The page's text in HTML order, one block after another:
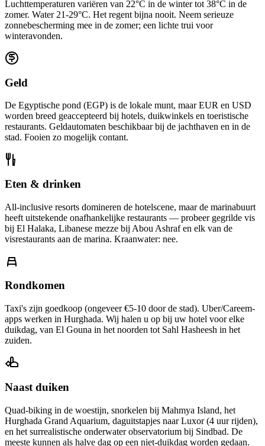
Luchttemperaturen variëren van 22°C in de winter tot 38°C in de
zomer. Water 21-29°C. Het regent bijna nooit. Neem serieuze
zonnebescherming mee in de zomer; een lichte trui voor
winteravonden.
Geld
De Egyptische pond (EGP) is de lokale munt, maar EUR en USD
worden breed geaccepteerd bij hotels, duikwinkels en toeristische
restaurants. Geldautomaten beschikbaar bij de jachthaven en in de
stad. Fooien zo mogelijk contant.
Eten & drinken
All-inclusive resorts domineren de hotelscene, maar de marinabuurt
heeft uitstekende onafhankelijke restaurants — probeer gegrilde vis
bij El Halaka, Libanese mezze bij Abou Ashraf en elk van de
visrestaurants aan de marina. Kraanwater: nee.
Rondkomen
Taxi's zijn goedkoop (ongeveer €5-10 door de stad). Uber/Careem-
apps werken in Hurghada. Wij halen u op bij uw hotel voor elke
duikdag, van El Gouna in het noorden tot Sahl Hasheesh in het
zuiden.
Naast duiken
Quad-biking in de woestijn, snorkelen bij Mahmya Island, het
Hurghada Grand Aquarium, daguitstapjes naar Luxor (4 uur rijden),
en het surrealistische onderwater observatorium bij Sindbad. De
meeste kunnen als halve dag op een niet-duikdag worden gedaan.